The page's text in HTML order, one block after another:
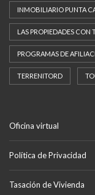
INMOBILIARIO PUNTA
LAS PROPIEDADES CON
PROGRAMAS DE
TERRENITORD
Oficina virtual
Política de Privacidad
Tasación de Vivienda